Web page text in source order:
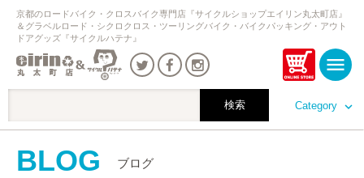
Category
京都のロードバイク・クロスバイク専門店『サイクルショップエイリン丸太町店』
＆グラベルロード・シクロクロス・ツーリングバイク・バイクパッキング・アウト
ドアグッズ『サイクルハテナ』
BLOG ブログ